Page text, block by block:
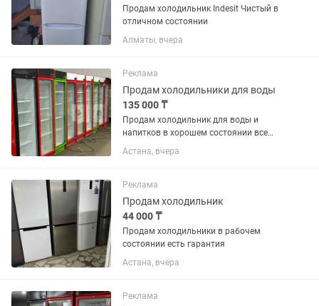
Продам холодильник Indesit Чистый в
отличном состоянии
Алматы, вчера
Реклама
Продам холодильники для воды
135 000 ₸
Продам холодильник для воды и
напитков в хорошем состоянии все
работает без дефектов
Астана, вчера
Реклама
Продам холодильник
44 000 ₸
Продам холодильники в рабочем
состоянии есть гарантия
Астана, вчера
Реклама